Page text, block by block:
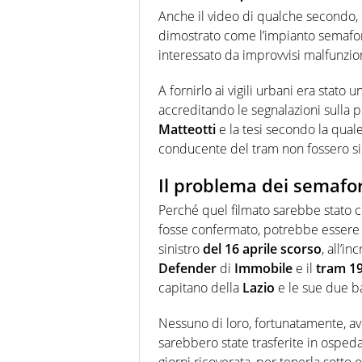
Anche il video di qualche
dimostrato come l’impianto
interessato da improvvisi
A fornirlo ai vigili urbani era stato
accreditando le segnalazioni sulla
Matteotti e la tesi secondo la
conducente del tram non fossero
Il problema dei
Perché quel filmato sarebbe stato
fosse confermato, potrebbe
sinistrodel 16 aprile scorso,
Defender di Immobile e il tram
capitano della Lazio e le sue due
Nessuno di loro, fortunatamente,
sarebbero state trasferite in